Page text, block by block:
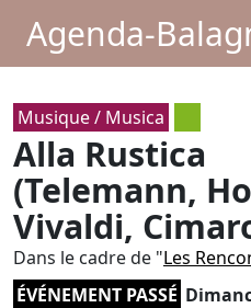
Agenda-
Musique / Musica
Alla Rustica
(Telemann,
Vivaldi,
Dans le cadre de "Les
ÉVÉNEMENT PASSÉ